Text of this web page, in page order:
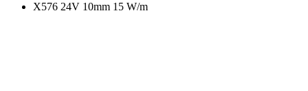
X576 24V 10mm 15 W/m